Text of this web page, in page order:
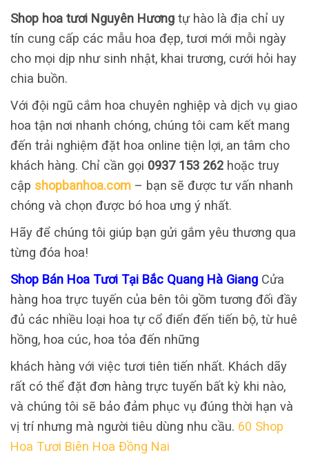
Shop hoa tươi Nguyên Hương tự hào là địa chỉ uy
tín cung cấp các mẫu hoa đẹp, tươi mới mỗi ngày
cho mọi dịp như sinh nhật, khai trương, cưới hỏi hay
chia buồn.
Với đội ngũ cắm hoa chuyên nghiệp và dịch vụ giao
hoa tận nơi nhanh chóng, chúng tôi cam kết mang
đến trải nghiệm đặt hoa online tiện lợi, an tâm cho
khách hàng. Chỉ cần gọi 0937 153 262 hoặc truy
cập shopbanhoa.com – bạn sẽ được tư vấn nhanh
chóng và chọn được bó hoa ưng ý nhất.
Hãy để chúng tôi giúp bạn gửi gắm yêu thương qua
từng đóa hoa!
Shop Bán Hoa Tươi Tại Bắc Quang Hà Giang Cửa
hàng hoa trực tuyến của bên tôi gồm tương đối đầy
đủ các nhiều loại hoa tự cổ điển đến tiến bộ, từ huê
hồng, hoa cúc, hoa tỏa đến những
khách hàng với việc tươi tiên tiến nhất. Khách dãy
rất có thể đặt đơn hàng trực tuyến bất kỳ khi nào,
và chúng tôi sẽ bảo đảm phục vụ đúng thời hạn và
vị trí nhưng mà người tiêu dùng nhu cầu. 60 Shop
Hoa Tươi Biên Hoa Đồng Nai